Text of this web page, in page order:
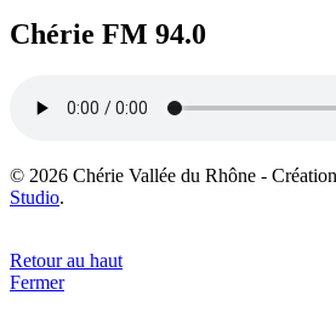
Chérie FM 94.0
© 2026 Chérie Vallée du Rhône -
Studio.
Retour au haut
Fermer